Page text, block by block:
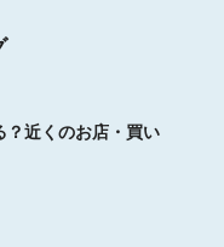
？近くのお店・買い